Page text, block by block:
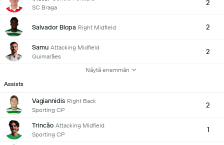
SC Braga
2
Salvador Blopa Right Midfield 2
Samu Attacking Midfield
Guimarães
2
Näytä enemmän
Assists
Vagiannidis Right Back
Sporting CP
2
Trincão Attacking Midfield
Sporting CP
1